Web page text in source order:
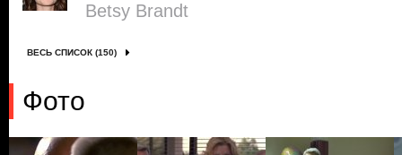
Betsy Brandt
ВЕСЬ СПИСОК (150)
Фото